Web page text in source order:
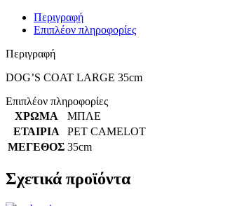
Περιγραφή
Επιπλέον πληροφορίες
Περιγραφή
DOG’S COAT LARGE 35cm
Επιπλέον πληροφορίες
ΧΡΩΜΑ
ΜΠΛΕ
ΕΤΑΙΡΙΑ
PET CAMELOT
ΜΕΓΕΘΟΣ 35cm
Σχετικά προϊόντα